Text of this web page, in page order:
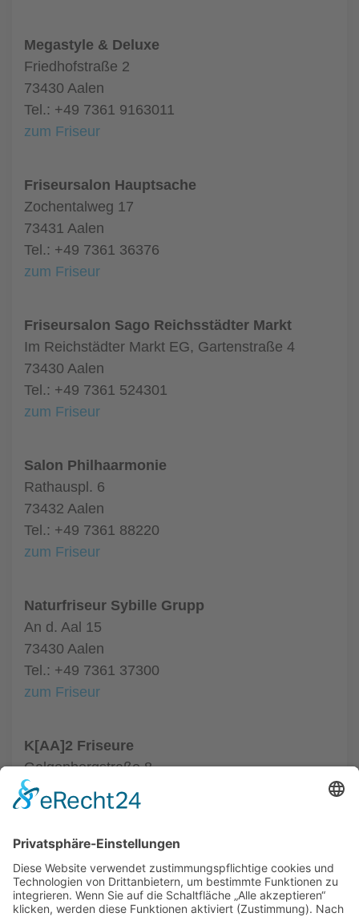
Megastyle & Deluxe
Friedhofstraße 2
73430 Aalen
Tel.: +49 7361 9163011
zum Friseur
Friseursalon Hauptsache
Zochentalweg 17
73431 Aalen
Tel.: +49 7361 36376
zum Friseur
Friseursalon Sago Reichsstädter Markt
Im Reichstädter Markt EG, Gartenstraße 4
73430 Aalen
Tel.: +49 7361 524301
zum Friseur
Salon Philhaarmonie
Rathauspl. 6
73432 Aalen
Tel.: +49 7361 88220
zum Friseur
Naturfriseur Sybille Grupp
An d. Aal 15
73430 Aalen
Tel.: +49 7361 37300
zum Friseur
K[AA]2 Friseure
Galgenbergstraße 8
73431 Aalen
Tel.: +49 7361 9809033